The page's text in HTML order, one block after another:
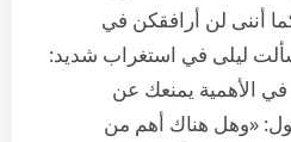
أننى لن أرافقكن في
ليلى في استغراب شديد:
في الأهمية يمنعك عن
«وهل هناك أهم من